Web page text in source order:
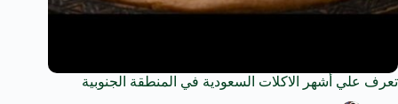
تعرف علي أشهر الاكلات السعودية في المنطقة الجنوبية